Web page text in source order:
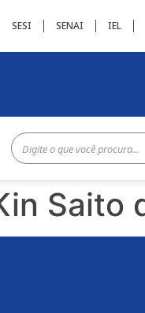
SESI SENAI IEL
Saito